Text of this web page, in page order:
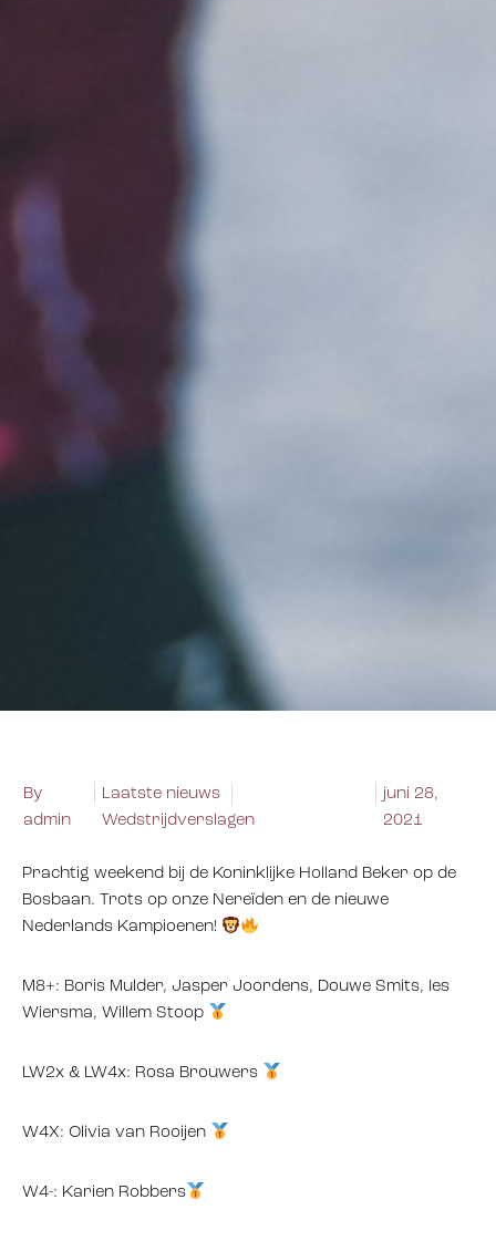
By
admin
Laatste nieuws
Wedstrijdverslagen
juni 28,
2021
Prachtig weekend bij de Koninklijke Holland Beker op de
Bosbaan. Trots op onze Nereïden en de nieuwe
Nederlands Kampioenen!
M8+: Boris Mulder, Jasper Joordens, Douwe Smits, Ies
Wiersma, Willem Stoop
LW2x & LW4x: Rosa Brouwers
W4X: Olivia van Rooijen
W4-: Karien Robbers